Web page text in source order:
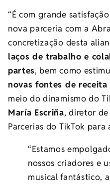
“É com grande
nova parceria com a
concretização desta
laços de trabalho e
partes, bem como
novas fontes de
meio do dinamismo do
María Escriña, diretor
Parcerias do TikTok para
“Estamos
nossos criadores e
musical fantástico,